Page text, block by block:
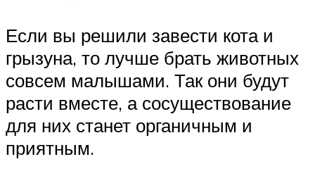
Если вы решили завести кота и
грызуна, то лучше брать животных
совсем малышами. Так они будут
расти вместе, а сосуществование
для них станет органичным и
приятным.